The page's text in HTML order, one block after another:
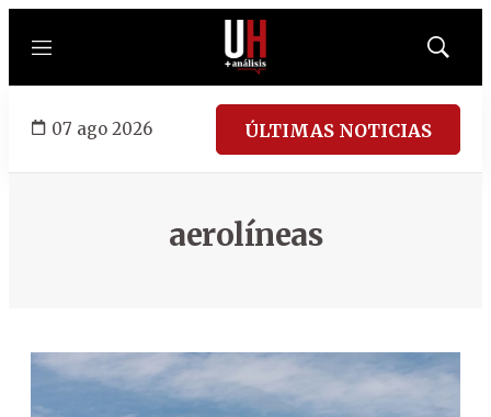
Menú
Mostrar
07 ago 2026 ÚLTIMAS NOTICIAS
aerolíneas